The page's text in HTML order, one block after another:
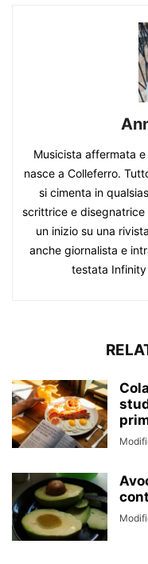
Musicista affermata
nasce a Colleferro.
si cimenta in
scrittrice e disegnatrice
un inizio su una
anche giornalista e
testata